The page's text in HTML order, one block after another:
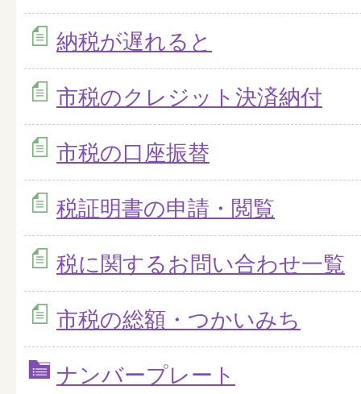
納税が遅れると
市税のクレジット決済納付
市税の口座振替
税証明書の申請・閲覧
税に関するお問い合わせ一覧
市税の総額・つかいみち
ナンバープレート